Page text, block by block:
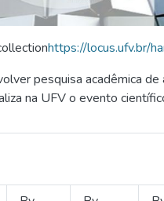
https://locus.ufv.br/
pesquisa acadêmica
na UFV o evento